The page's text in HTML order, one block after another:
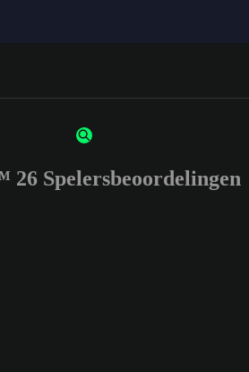
or numbers
Spelersbeoordelingen